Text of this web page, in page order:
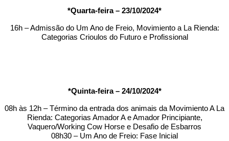
*Quarta-feira – 23/10/2024*
16h – Admissão do Um Ano de Freio, Movimiento a La Rienda:
Categorias Crioulos do Futuro e Profissional
*Quinta-feira – 24/10/2024*
08h às 12h – Término da entrada dos animais da Movimiento A La
Rienda: Categorias Amador A e Amador Principiante,
Vaquero/Working Cow Horse e Desafio de Esbarros
08h30 – Um Ano de Freio: Fase Inicial